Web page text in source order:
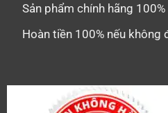
Sản phẩm chính hãng 100%
Hoàn tiền 100% nếu không